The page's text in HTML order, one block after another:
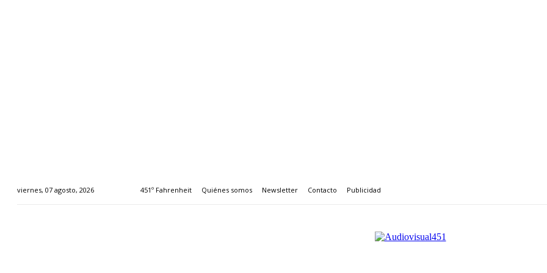
viernes, 07 agosto, 2026 451º Fahrenheit Quiénes somos Newsletter Contacto Publicidad